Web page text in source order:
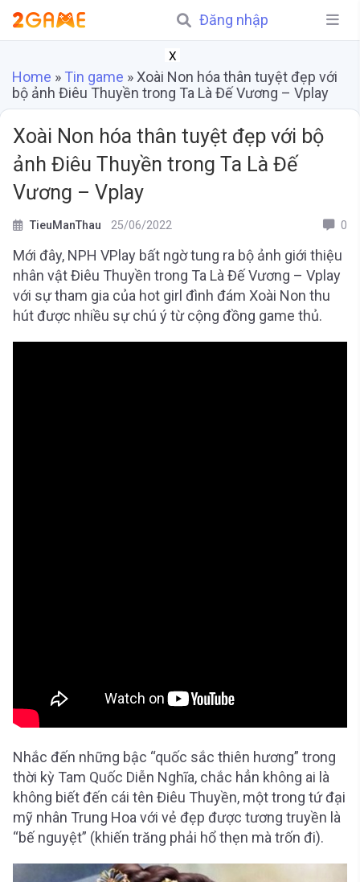
Đăng nhập
X
Home » Tin game » Xoài Non hóa thân tuyệt đẹp với
bộ ảnh Điêu Thuyền trong Ta Là Đế Vương – Vplay
Xoài Non hóa thân tuyệt đẹp với bộ
ảnh Điêu Thuyền trong Ta Là Đế
Vương – Vplay
TieuManThau 25/06/2022 0
Mới đây, NPH VPlay bất ngờ tung ra bộ ảnh giới thiệu
nhân vật Điêu Thuyền trong Ta Là Đế Vương – Vplay
với sự tham gia của hot girl đình đám Xoài Non thu
hút được nhiều sự chú ý từ cộng đồng game thủ.
Nhắc đến những bậc “quốc sắc thiên hương” trong
thời kỳ Tam Quốc Diễn Nghĩa, chắc hẳn không ai là
không biết đến cái tên Điêu Thuyền, một trong tứ đại
mỹ nhân Trung Hoa với vẻ đẹp được tương truyền là
“bế nguyệt” (khiến trăng phải hổ thẹn mà trốn đi).